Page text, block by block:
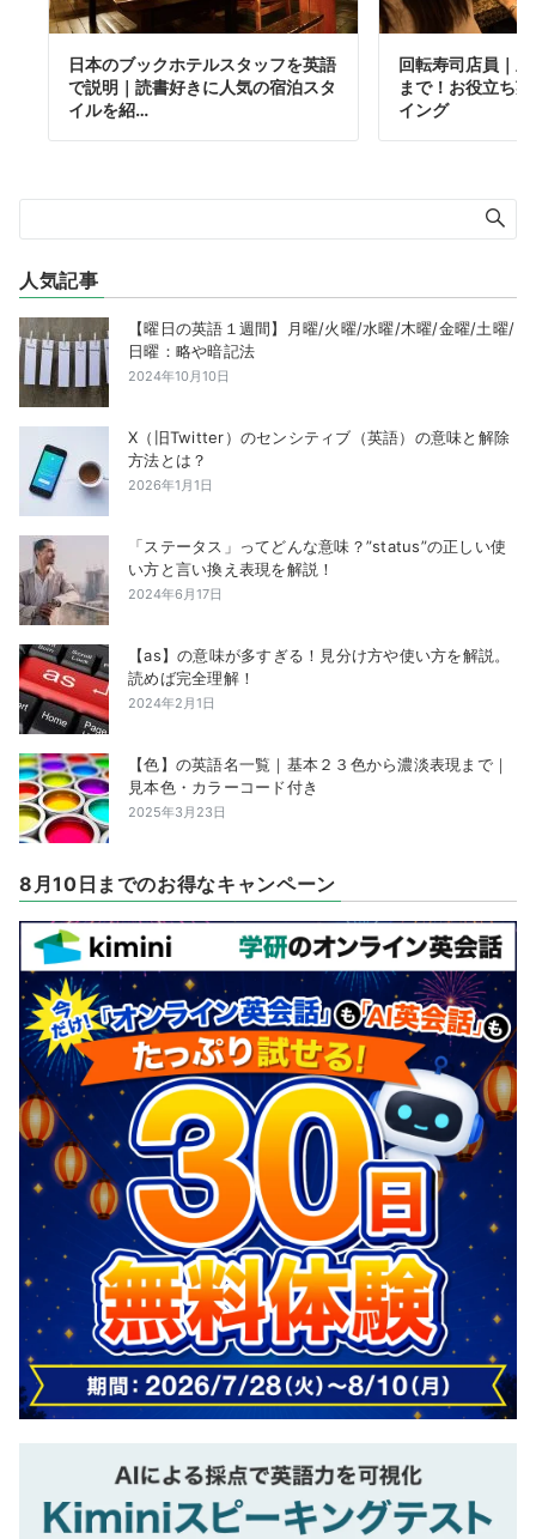
日本のブックホテルスタッフを英語
で説明｜読書好きに人気の宿泊スタ
イルを紹…
回転寿司店員｜
まで！お役立ち
イング
人気記事
【曜日の英語１週間】月曜/火曜/水曜/木曜/金曜/土曜/
日曜：略や暗記法
2024年10月10日
X（旧Twitter）のセンシティブ（英語）の意味と解除
方法とは？
2026年1月1日
「ステータス」ってどんな意味？”status”の正しい使
い方と言い換え表現を解説！
2024年6月17日
【as】の意味が多すぎる！見分け方や使い方を解説。
読めば完全理解！
2024年2月1日
【色】の英語名一覧｜基本２３色から濃淡表現まで｜
見本色・カラーコード付き
2025年3月23日
8月10日までのお得なキャンペーン